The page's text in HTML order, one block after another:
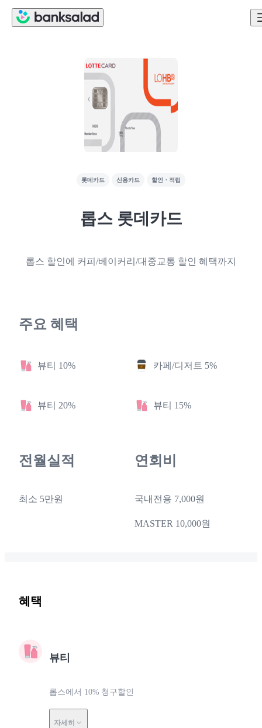
롯데카드 신용카드 할인・적립
롭스 롯데카드
롭스 할인에 커피/베이커리/대중교통 할인 혜택까지
주요 혜택
뷰티 10% 카페/디저트 5%
뷰티 20% 뷰티 15%
전월실적
최소 5만원
연회비
국내전용 7,000원
MASTER 10,000원
혜택
뷰티
롭스에서 10% 청구할인
자세히